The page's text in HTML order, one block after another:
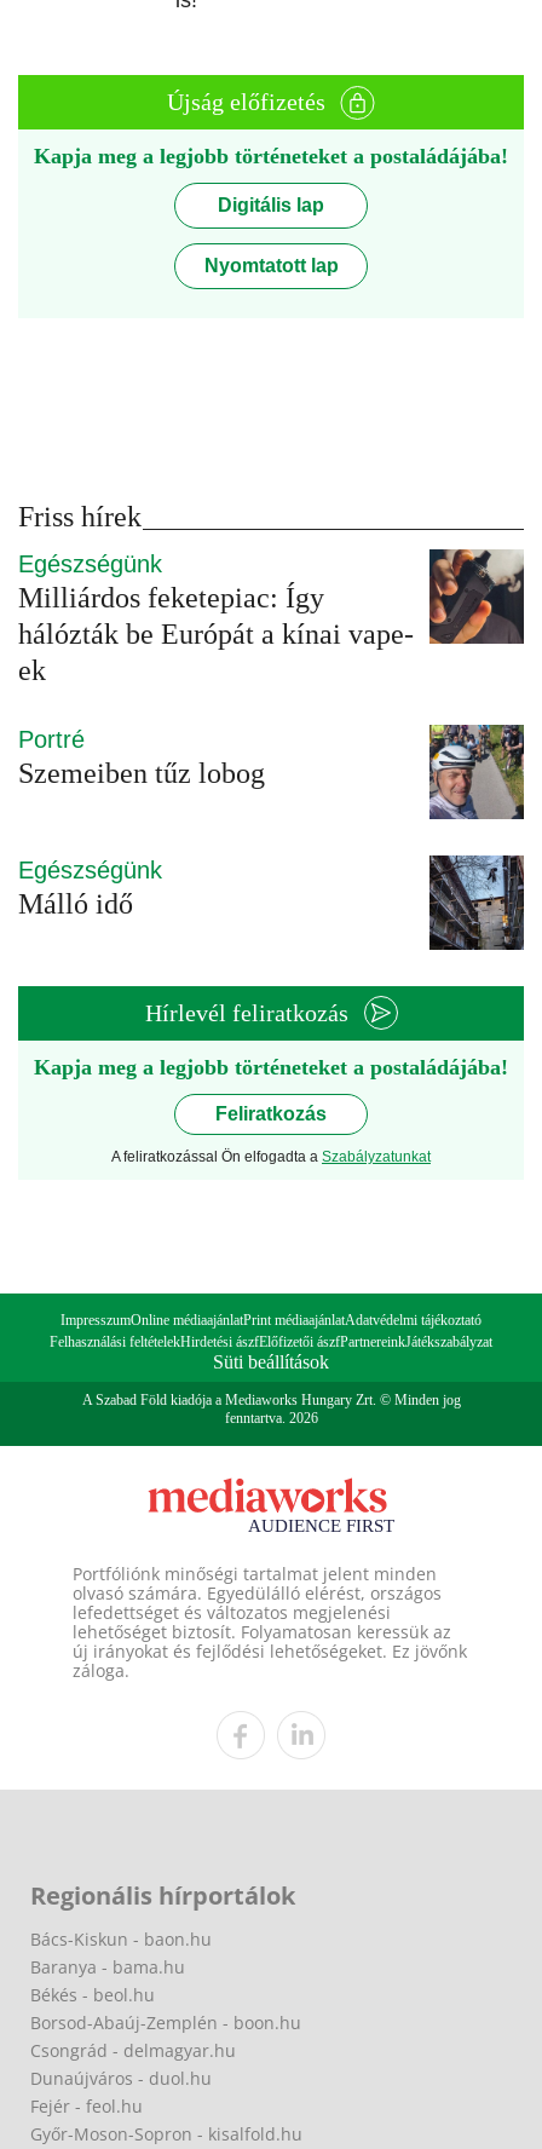
Újság előfizetés
Kapja meg a legjobb történeteket a postaládájába!
Digitális lap
Nyomtatott lap
Friss hírek
Egészségünk
Milliárdos feketepiac: Így
hálózták be Európát a kínai vape-
ek
Portré
Szemeiben tűz lobog
Egészségünk
Málló idő
Hírlevél feliratkozás
Kapja meg a legjobb történeteket a postaládájába!
Feliratkozás
A feliratkozással Ön elfogadta a Szabályzatunkat
ImpresszumOnline médiaajánlatPrint médiaajánlatAdatvédelmi tájékoztató
Felhasználási feltételekHirdetési ászfElőfizetői ászfPartnereinkJátékszabályzat
Süti beállítások
A Szabad Föld kiadója a Mediaworks Hungary Zrt. © Minden jog
fenntartva. 2026
Portfóliónk minőségi tartalmat jelent minden
olvasó számára. Egyedülálló elérést, országos
lefedettséget és változatos megjelenési
lehetőséget biztosít. Folyamatosan keressük az
új irányokat és fejlődési lehetőségeket. Ez jövőnk
záloga.
Regionális hírportálok
Bács-Kiskun - baon.hu
Baranya - bama.hu
Békés - beol.hu
Borsod-Abaúj-Zemplén - boon.hu
Csongrád - delmagyar.hu
Dunaújváros - duol.hu
Fejér - feol.hu
Győr-Moson-Sopron - kisalfold.hu